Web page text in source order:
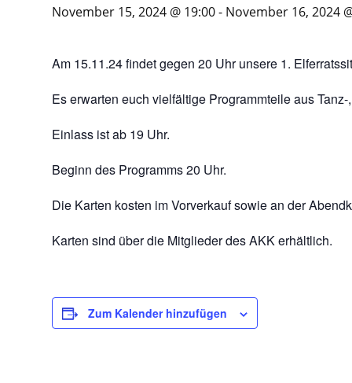
November 15, 2024 @ 19:00- November 16, 2024
Am 15.11.24 findet gegen 20 Uhr unsere 1.
Es erwarten euch vielfältige Programmteile aus
Einlass ist ab 19 Uhr.
Beginn des Programms 20 Uhr.
Die Karten kosten im Vorverkauf sowie an der
Karten sind über die Mitglieder des AKK erhältlich.
Zum Kalender hinzufügen